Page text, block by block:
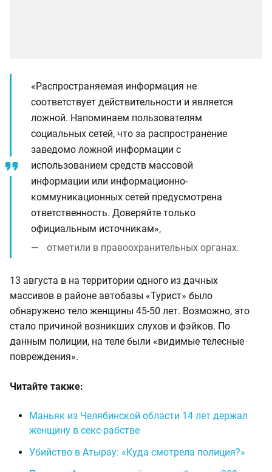
«Распространяемая информация не
соответствует действительности и является
ложной. Напоминаем пользователям
социальных сетей, что за распространение
заведомо ложной информации с
использованием средств массовой
информации или информационно-
коммуникационных сетей предусмотрена
ответственность. Доверяйте только
официальным источникам»,
отметили в правоохранительных органах.
13 августа в на территории одного из дачных
массивов в районе автобазы «Турист» было
обнаружено тело женщины 45-50 лет. Возможно, это
стало причиной возникших слухов и фэйков. По
данным полиции, на теле были «видимые телесные
повреждения».
Читайте также:
Маньяк из Челябинской области 14 лет держал
женщину в секс-рабстве
Убийство в Атырау: «Куда смотрела полиция?»